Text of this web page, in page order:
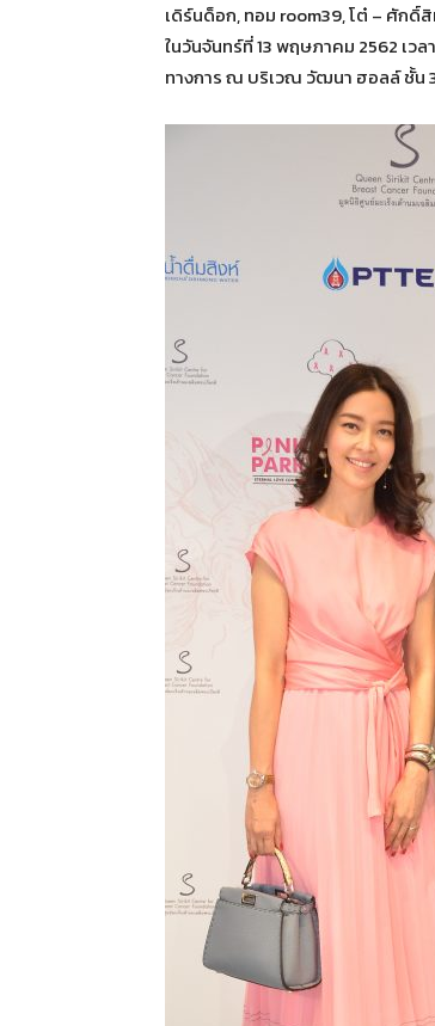
เดิร์นด็อก, ทอม room39, โต๋ – ศักดิ์
ในวันจันทร์ที่ 13 พฤษภาคม 2562 เ
ทางการ ณ บริเวณ วัฒนา ฮอลล์ ชั้น